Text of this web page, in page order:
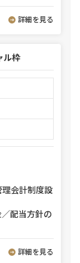
詳細を見る
ル枠
会計制度設
配当方針の
詳細を見る